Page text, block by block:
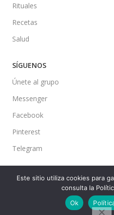
Rituales
Recetas
Salud
SÍGUENOS
Únete al grupo
Messenger
Facebook
Pinterest
Telegram
Ideas en tu Hogar 2022 Created
Este sitio utiliza cookies para
consulta la
Ok